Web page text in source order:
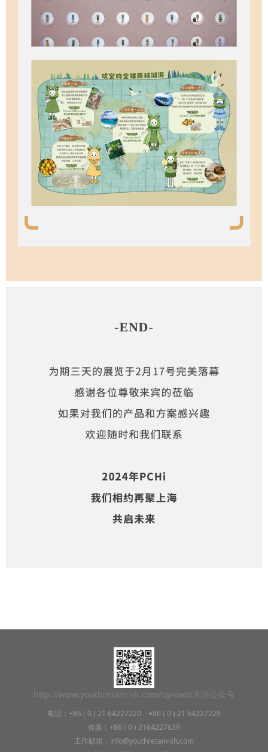
http://www.youthretain-sh.com/upload/关注公众号
电话：+86 ( 0 ) 21 64227220 +86 ( 0 ) 21 64227229
传真：+86 ( 0 ) 2164227639
工作邮箱：info@youthretain-sh.com